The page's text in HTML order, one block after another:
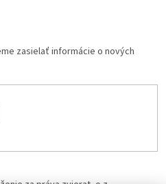
zasielať informácie o nových